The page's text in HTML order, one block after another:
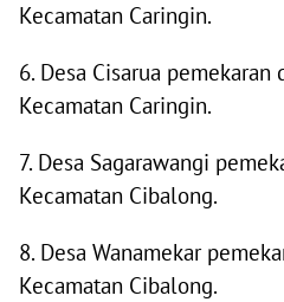
Kecamatan Caringin.
6. Desa Cisarua pemekaran
Kecamatan Caringin.
7. Desa Sagarawangi
Kecamatan Cibalong.
8. Desa Wanamekar
Kecamatan Cibalong.